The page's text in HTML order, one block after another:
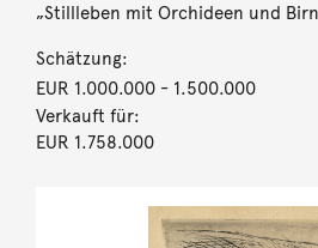
„Stillleben mit Orchideen und
Schätzung:
EUR 1.000.000- 1.500.000
Verkauft für:
EUR 1.758.000